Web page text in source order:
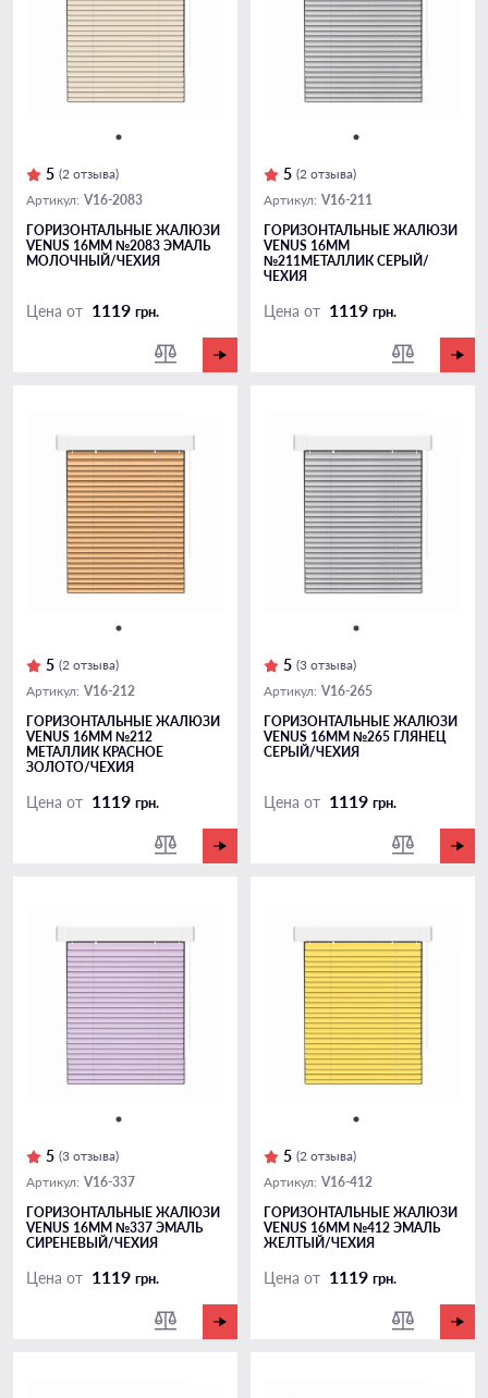
5 (2 отзыва)
Артикул: V16-2083
ГОРИЗОНТАЛЬНЫЕ ЖАЛЮЗИ
VENUS 16ММ №2083 ЭМАЛЬ
МОЛОЧНЫЙ/ЧЕХИЯ
Цена от 1119 грн.
5 (2 отзыва)
Артикул: V16-211
ГОРИЗОНТАЛЬНЫЕ ЖАЛЮЗИ
VENUS 16ММ
№211МЕТАЛЛИК СЕРЫЙ/
ЧЕХИЯ
Цена от 1119 грн.
5 (2 отзыва)
Артикул: V16-212
ГОРИЗОНТАЛЬНЫЕ ЖАЛЮЗИ
VENUS 16ММ №212
МЕТАЛЛИК КРАСНОЕ
ЗОЛОТО/ЧЕХИЯ
Цена от 1119 грн.
5 (3 отзыва)
Артикул: V16-265
ГОРИЗОНТАЛЬНЫЕ ЖАЛЮЗИ
VENUS 16ММ №265 ГЛЯНЕЦ
СЕРЫЙ/ЧЕХИЯ
Цена от 1119 грн.
5 (3 отзыва)
Артикул: V16-337
ГОРИЗОНТАЛЬНЫЕ ЖАЛЮЗИ
VENUS 16ММ №337 ЭМАЛЬ
СИРЕНЕВЫЙ/ЧЕХИЯ
Цена от 1119 грн.
5 (2 отзыва)
Артикул: V16-412
ГОРИЗОНТАЛЬНЫЕ ЖАЛЮЗИ
VENUS 16ММ №412 ЭМАЛЬ
ЖЕЛТЫЙ/ЧЕХИЯ
Цена от 1119 грн.